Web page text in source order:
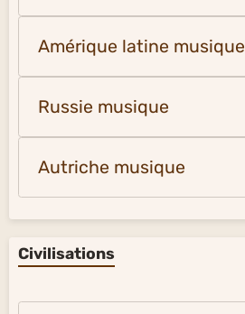
Amérique latine musique
Russie musique
Autriche musique
Civilisations